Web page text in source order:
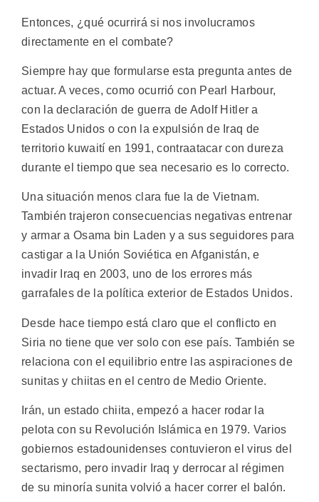
Entonces, ¿qué ocurrirá si nos involucramos
directamente en el combate?
Siempre hay que formularse esta pregunta antes de
actuar. A veces, como ocurrió con Pearl Harbour,
con la declaración de guerra de Adolf Hitler a
Estados Unidos o con la expulsión de Iraq de
territorio kuwaití en 1991, contraatacar con dureza
durante el tiempo que sea necesario es lo correcto.
Una situación menos clara fue la de Vietnam.
También trajeron consecuencias negativas entrenar
y armar a Osama bin Laden y a sus seguidores para
castigar a la Unión Soviética en Afganistán, e
invadir Iraq en 2003, uno de los errores más
garrafales de la política exterior de Estados Unidos.
Desde hace tiempo está claro que el conflicto en
Siria no tiene que ver solo con ese país. También se
relaciona con el equilibrio entre las aspiraciones de
sunitas y chiitas en el centro de Medio Oriente.
Irán, un estado chiita, empezó a hacer rodar la
pelota con su Revolución Islámica en 1979. Varios
gobiernos estadounidenses contuvieron el virus del
sectarismo, pero invadir Iraq y derrocar al régimen
de su minoría sunita volvió a hacer correr el balón.